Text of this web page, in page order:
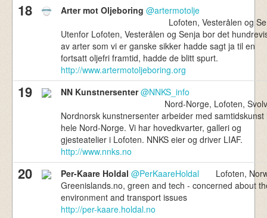
18 Arter mot Oljeboring @artermotolje
Lofoten, Vesterålen og
Utenfor Lofoten, Vesterålen og Senja bor det
av arter som vi er ganske sikker hadde sagt ja til en
fortsatt oljefri framtid, hadde de blitt spurt.
http://www.artermotoljeboring.org
19 NN Kunstnersenter @NNKS_info
Nord-Norge, Lofoten,
Nordnorsk kunstnersenter arbeider med samtidskunst
hele Nord-Norge. Vi har hovedkvarter, galleri og
gjesteatelier i Lofoten. NNKS eier og driver LIAF.
http://www.nnks.no
20 Per-Kaare Holdal @PerKaareHoldal
Lofoten,
Greenislands.no, green and tech - concerned about
environment and transport issues
http://per-kaare.holdal.no